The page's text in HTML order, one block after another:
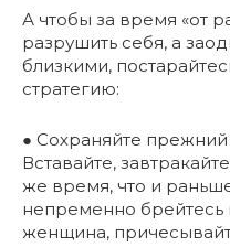
А чтобы за время «от
разрушить себя, а
близкими,
стратегию:
● Сохраняйте
Вставайте,
же время, что и
непременно брейтесь
женщина,